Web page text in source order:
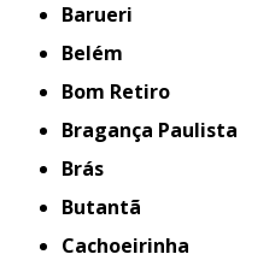
Barueri
Belém
Bom Retiro
Bragança Paulista
Brás
Butantã
Cachoeirinha